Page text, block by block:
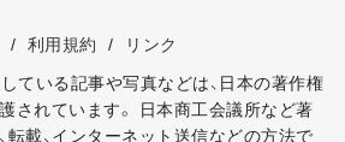
/ 利用規約 /
リンク
ている記事や写真などは、日本の著作権
されています。
日本商工会議所など著
転載、インターネット送信などの方法で